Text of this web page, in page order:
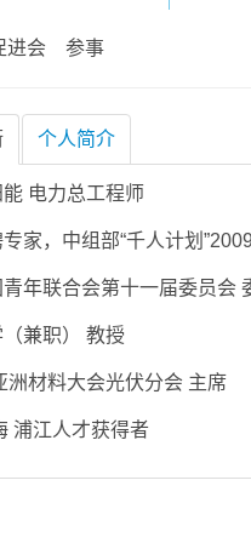
进会 参事
个人简介
电力总工程师
专家，中组部“千人计划
年联合会第十一届委员会
兼职） 教授
洲材料大会光伏分会 主席
浦江人才获得者